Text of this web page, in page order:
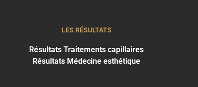
LES RÉSULTATS
Résultats Traitements capillaires
Résultats Médecine esthétique